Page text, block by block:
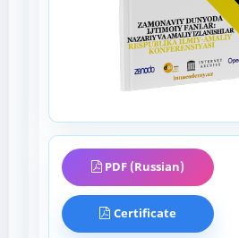
PDF (Russian)
Certificate